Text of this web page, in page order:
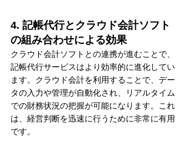
4. 記帳代行とクラウド会計ソフト
の組み合わせによる効果
クラウド会計ソフトとの連携が進むことで、
記帳代行サービスはより効率的に進化してい
ます。クラウド会計を利用することで、デー
タの入力や管理が自動化され、リアルタイム
での財務状況の把握が可能になります。これ
は、経営判断を迅速に行うために非常に有用
です。